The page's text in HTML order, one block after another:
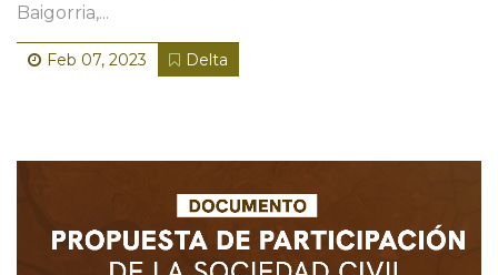
Baigorria,...
Feb 07, 2023 Delta